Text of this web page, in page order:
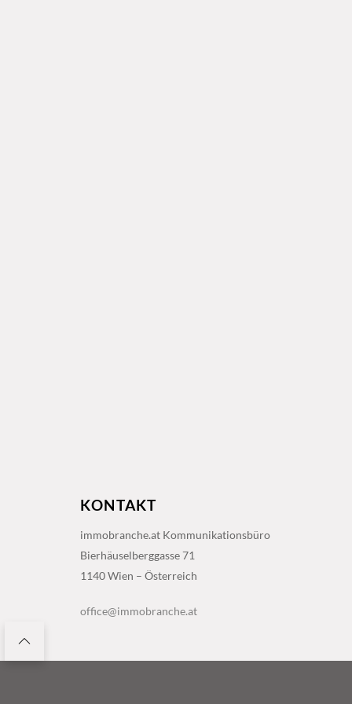
KONTAKT
immobranche.at Kommunikationsbüro
Bierhäuselberggasse 71
1140 Wien – Österreich
office@immobranche.at